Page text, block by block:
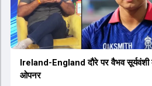
Ireland-England दौरे पर वैभव
ओपनर